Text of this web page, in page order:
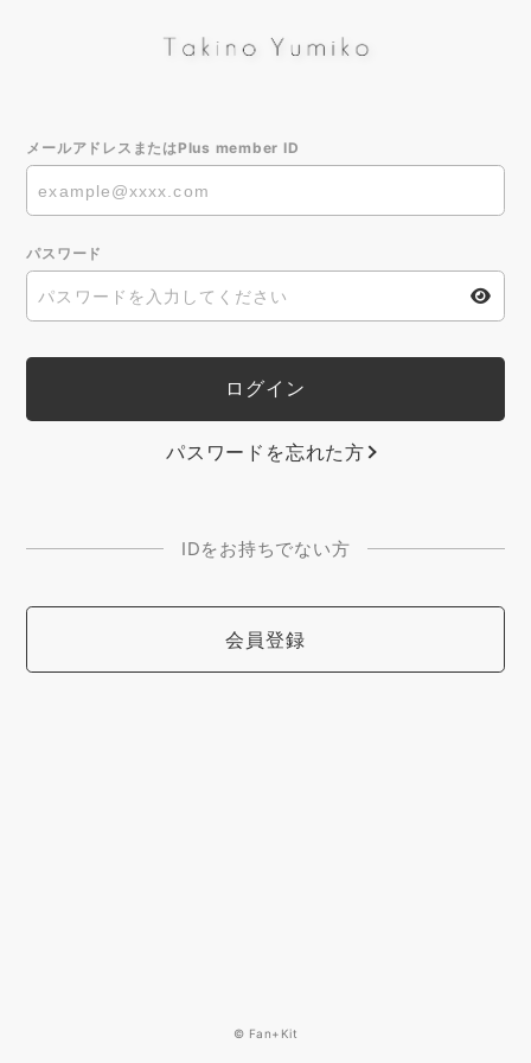
メールアドレスまたはPlus member ID
パスワード
パスワードを忘れた方
IDをお持ちでない方
会員登録
© Fan+Kit